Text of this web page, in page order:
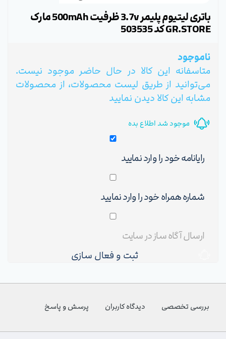
باتری لیتیوم پلیمر 3.7v ظرفیت 500mAh مارک
GR.STORE کد 503535
ناموجود
متاسفانه این کالا در حال حاضر موجود نیست.
می‌توانید از طریق لیست محصولات، از محصولات
مشابه این کالا دیدن نمایید
موجود شد اطلاع بده
ثبت و فعال سازی
بررسی تخصصی دیدگاه کاربران پرسش و پاسخ